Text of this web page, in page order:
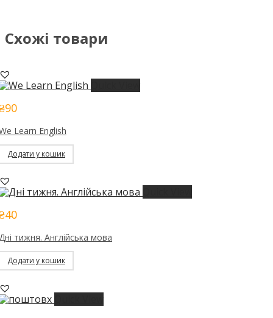
Схожі товари
90
Learn English
Додати у кошик
40
тижня. Англійська мова
Додати у кошик